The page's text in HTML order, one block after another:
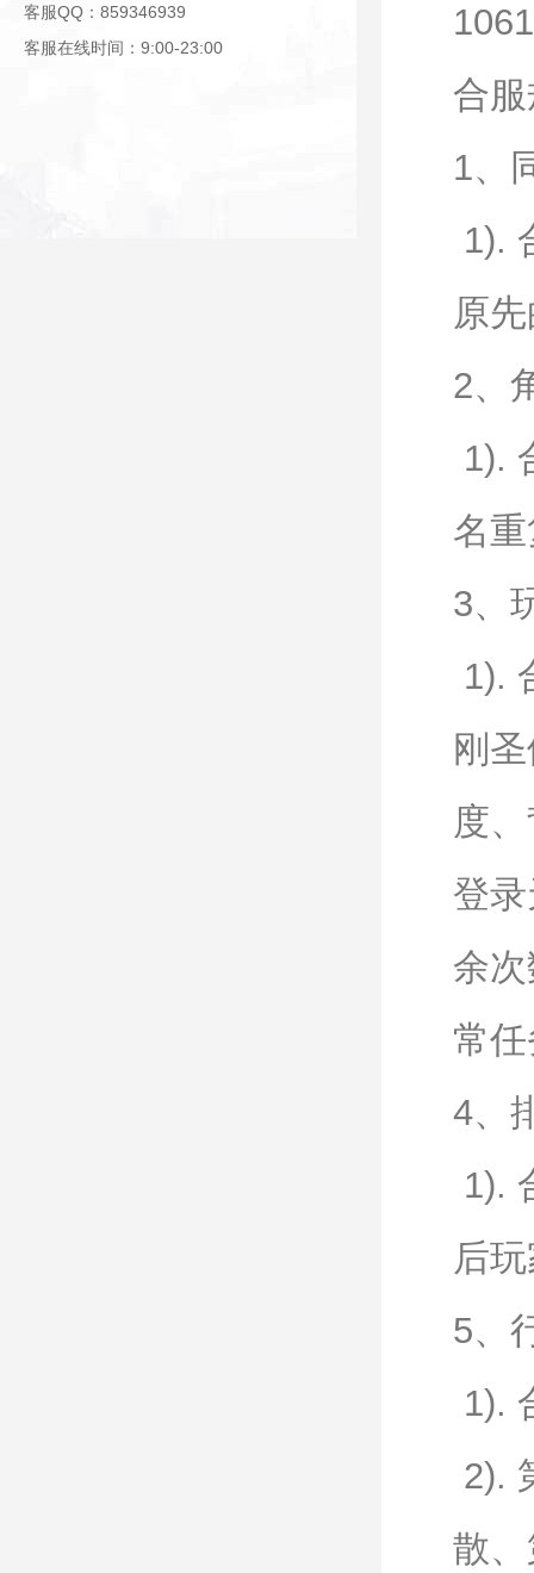
客服QQ：859346939
客服在线时间：9:00-23:00
合
1、
1).
原
2、
1).
名
3、
1).
刚
度
登
余
常
4、
1).
后
5、
1).
2).
散